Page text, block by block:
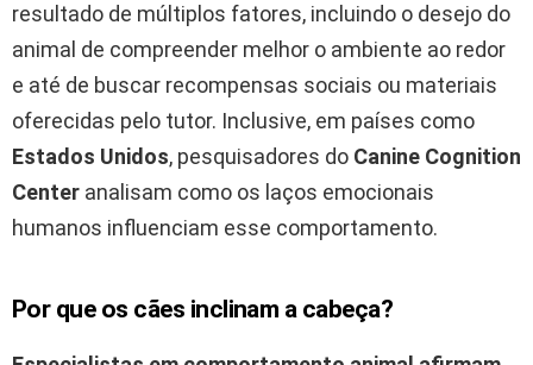
resultado de múltiplos fatores, incluindo o desejo do
animal de compreender melhor o ambiente ao redor
e até de buscar recompensas sociais ou materiais
oferecidas pelo tutor. Inclusive, em países como
Estados Unidos, pesquisadores do Canine Cognition
Center analisam como os laços emocionais
humanos influenciam esse comportamento.
Por que os cães inclinam a cabeça?